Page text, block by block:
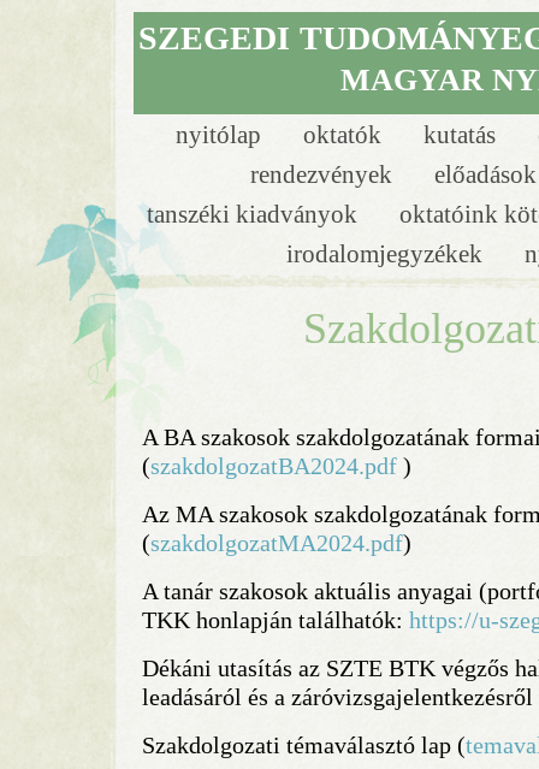
nyitólap oktatók kutatás
rendezvények
tanszéki kiadványok
oktatóink
irodalomjegyzékek
SZEGEDI
MAGYAR
SZEGEDI
MAGYAR
A BA szakosok szakdolgozatának
(szakdolgozatBA2024.pdf )
Az MA szakosok szakdolgozatának
(szakdolgozatMA2024.pdf)
A tanár szakosok aktuális anyagai
TKK honlapján találhatók: https://u-
Dékáni utasítás az SZTE BTK végzős
leadásáról és a záróvizsgajelentkezésről
Szakdolgozati témaválasztó lap (